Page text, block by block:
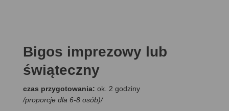
Bigos imprezowy lub
świąteczny
czas przygotowania: ok. 2 godziny
/proporcje dla 6-8 osób)/